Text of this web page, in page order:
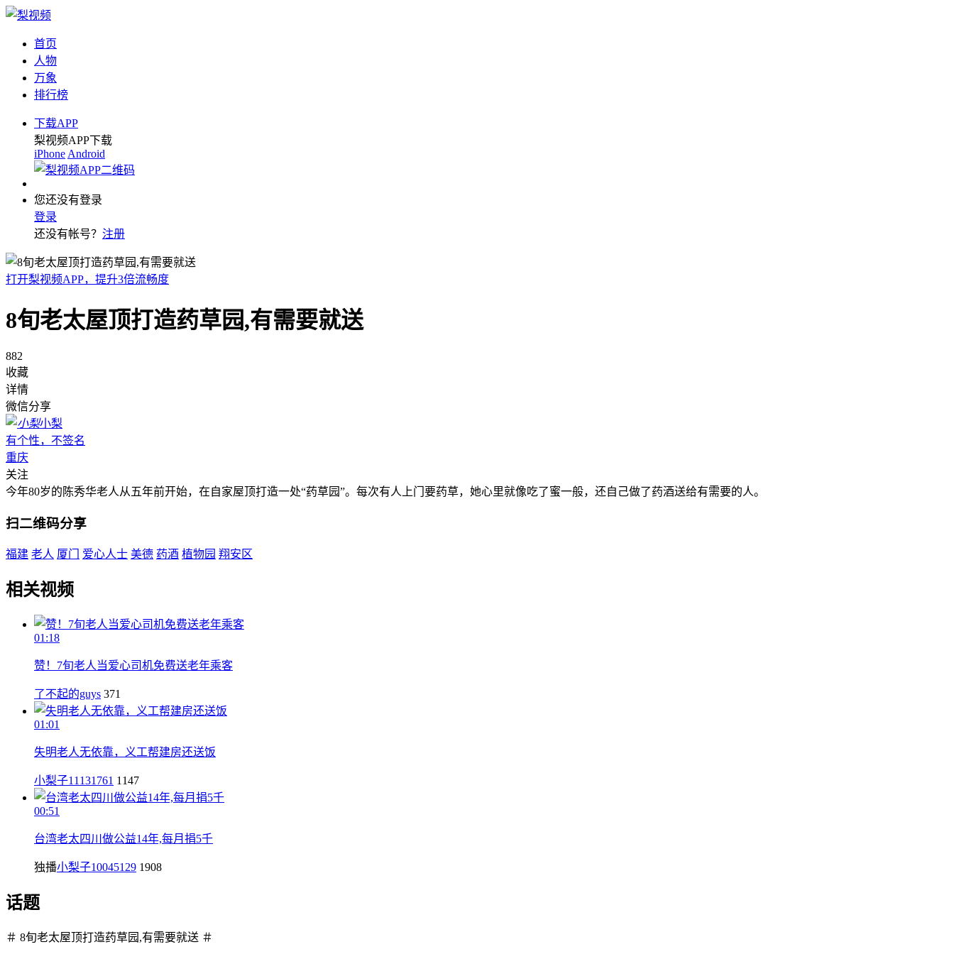
首页
人物
万象
排行榜
下载APP
梨视频APP下载
iPhone Android
您还没有登录
登录
还没有帐号？ 注册
打开梨视频APP，提升3倍流畅度
8旬老太屋顶打造药草园,有需要就送
882
收藏
详情
微信分享
小梨
有个性，不签名
重庆
关注
今年80岁的陈秀华老人从五年前开始，在自家屋顶打造一处“药草园”。每次有人上门要药草，她心里就像吃了蜜一般，还自己做了药酒送给有需要的人。
扫二维码分享
福建 老人 厦门 爱心人士 美德 药酒 植物园 翔安区
相关视频
01:18
赞！7旬老人当爱心司机免费送老年乘客
了不起的guys 371
01:01
失明老人无依靠，义工帮建房还送饭
小梨子11131761 1147
00:51
台湾老太四川做公益14年,每月捐5千
独播小梨子10045129 1908
话题
＃ 8旬老太屋顶打造药草园,有需要就送 ＃